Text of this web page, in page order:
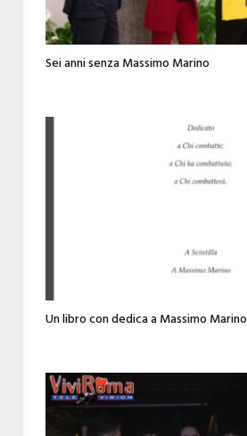
Sei anni senza Massimo Marino
Un libro con dedica a Massimo Marino